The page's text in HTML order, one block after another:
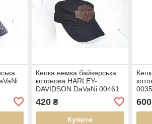
Кепка немка байкерська
котонова HARLEY-
DAVIDSON DaVaNi 00461
420₴
Купити
600